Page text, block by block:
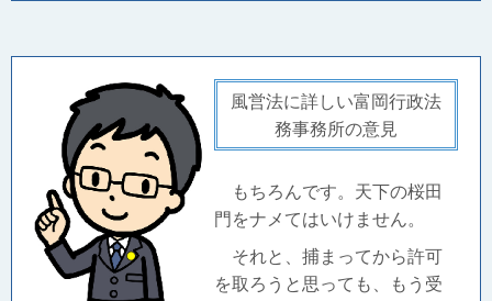
風営法に詳しい富岡行政法
務事務所の意見
もちろんです。天下の桜田
門をナメてはいけません。
それと、捕まってから許可
を取ろうと思っても、もう受